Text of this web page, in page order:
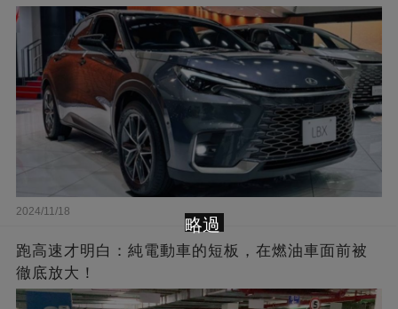
2024/11/18
跑高速才明白：純電動車的短板，在燃油車面前被
徹底放大！
略過